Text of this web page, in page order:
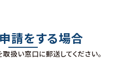
請をする場合
い窓口に郵送してください。